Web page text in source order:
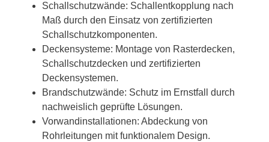
Schallschutzwände: Schallentkopplung nach
Maß durch den Einsatz von zertifizierten
Schallschutzkomponenten.
Deckensysteme: Montage von Rasterdecken,
Schallschutzdecken und zertifizierten
Deckensystemen.
Brandschutzwände: Schutz im Ernstfall durch
nachweislich geprüfte Lösungen.
Vorwandinstallationen: Abdeckung von
Rohrleitungen mit funktionalem Design.